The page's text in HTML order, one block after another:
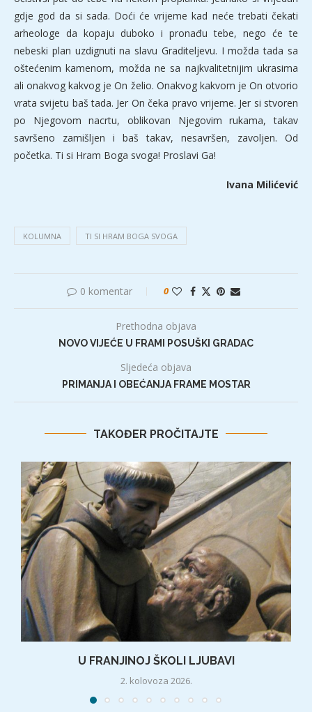
gdje god da si sada. Doći će vrijeme kad neće trebati čekati
arheologe da kopaju duboko i pronađu tebe, nego će te
nebeski plan uzdignuti na slavu Graditeljevu. I možda tada sa
oštećenim kamenom, možda ne sa najkvalitetnijim ukrasima
ali onakvog kakvog je On želio. Onakvog kakvom je On otvorio
vrata svijetu baš tada. Jer On čeka pravo vrijeme. Jer si stvoren
po Njegovom nacrtu, oblikovan Njegovim rukama, takav
savršeno zamišljen i baš takav, nesavršen, zavoljen. Od
početka. Ti si Hram Boga svoga! Proslavi Ga!
Ivana Milićević
KOLUMNA TI SI HRAM BOGA SVOGA
0 komentar 0
Prethodna objava
NOVO VIJEĆE U FRAMI POSUŠKI GRADAC
Sljedeća objava
PRIMANJA I OBEĆANJA FRAME MOSTAR
TAKOĐER PROČITAJTE
U FRANJINOJ ŠKOLI LJUBAVI
2. kolovoza 2026.